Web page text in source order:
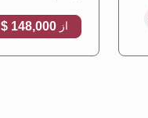
از 148,000 $